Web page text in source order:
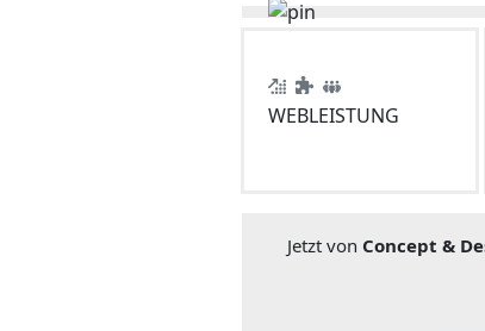
WEBLEISTUNG
Jetzt von Concept &